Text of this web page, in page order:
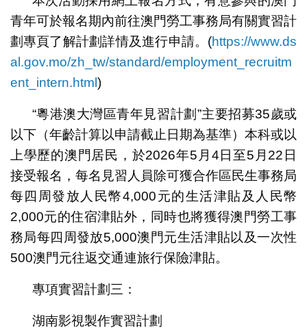
青年可於報名期內前往澳門勞工事務局有關實習計
劃專頁了解計劃詳情及進行申請。(https://www.ds
al.gov.mo/zh_tw/standard/employment_recruitm
ent_intern.html )
“粵港澳大灣區青年見習計劃”主要招募35歲或
以下（年齡計算以申請截止日期為基準）本科或以
上學歷的澳門居民，於2026年5月4日至5月22日
接受報名，每名見習人員除可獲合作區民生事務局
每四周發放人民幣4,000元的生活津貼及人民幣
2,000元的住宿津貼外，同時也將獲得澳門勞工事
務局每四周發放5,000澳門元生活津貼以及一次性
500澳門元往返交通連旅行保險津貼。
專項實習計劃三：
湖南影視製作實習計劃